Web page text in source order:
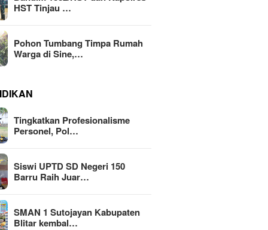
HST Tinjau …
Pohon Tumbang Timpa Rumah
Warga di Sine,…
Tingkatkan Profesionalisme
Personel, Pol…
Siswi UPTD SD Negeri 150
Barru Raih Juar…
SMAN 1 Sutojayan Kabupaten
Blitar kembal…